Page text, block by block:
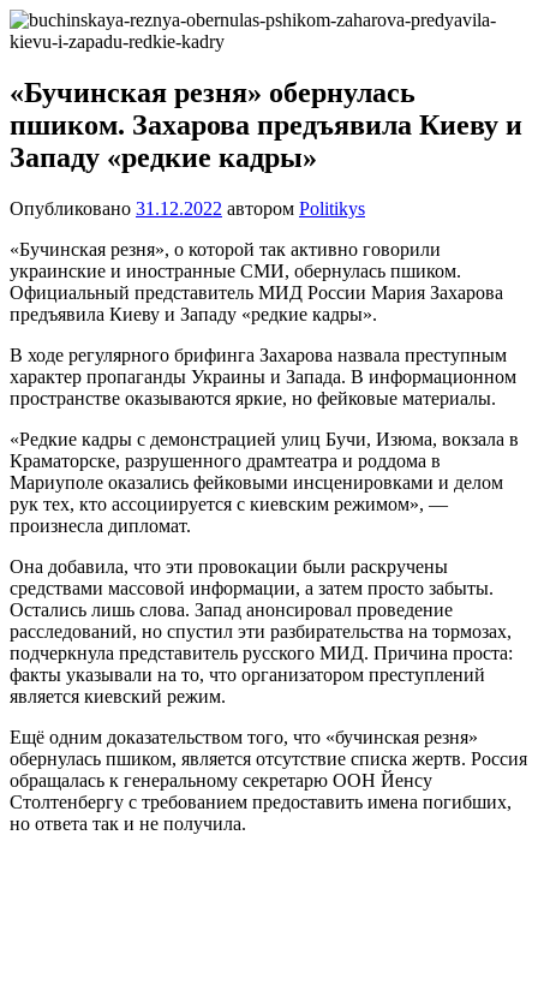
Перейти
к
Новости
Ещё
сайт
на
WordPress
«Бучинская резня» обернулась
пшиком. Захарова предъявила Киеву и
Западу «редкие кадры»
Опубликовано 31.12.2022 автором Politikys
«Бучинская резня», о которой так активно говорили
украинские и иностранные СМИ, обернулась пшиком.
Официальный представитель МИД России Мария Захарова
предъявила Киеву и Западу «редкие кадры».
В ходе регулярного брифинга Захарова назвала преступным
характер пропаганды Украины и Запада. В информационном
пространстве оказываются яркие, но фейковые материалы.
«Редкие кадры с демонстрацией улиц Бучи, Изюма, вокзала в
Краматорске, разрушенного драмтеатра и роддома в
Мариуполе оказались фейковыми инсценировками и делом
рук тех, кто ассоциируется с киевским режимом», —
произнесла дипломат.
Она добавила, что эти провокации были раскручены
средствами массовой информации, а затем просто забыты.
Остались лишь слова. Запад анонсировал проведение
расследований, но спустил эти разбирательства на тормозах,
подчеркнула представитель русского МИД. Причина проста:
факты указывали на то, что организатором преступлений
является киевский режим.
Ещё одним доказательством того, что «бучинская резня»
обернулась пшиком, является отсутствие списка жертв. Россия
обращалась к генеральному секретарю ООН Йенсу
Столтенбергу с требованием предоставить имена погибших,
но ответа так и не получила.